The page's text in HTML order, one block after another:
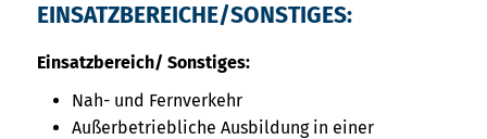
EINSATZBEREICHE/SONSTIGES:
Einsatzbereich/ Sonstiges:
Nah- und Fernverkehr
Außerbetriebliche Ausbildung in einer